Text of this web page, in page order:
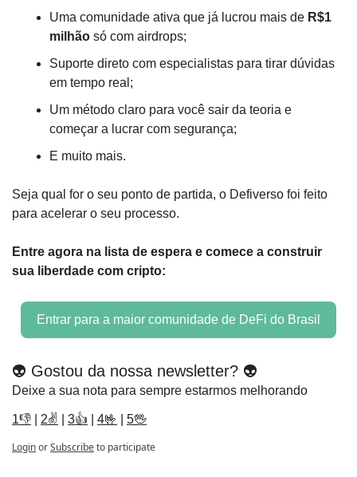
Uma comunidade ativa que já lucrou mais de R$1
milhão só com airdrops;
Suporte direto com especialistas para tirar dúvidas
em tempo real;
Um método claro para você sair da teoria e
começar a lucrar com segurança;
E muito mais.
Seja qual for o seu ponto de partida, o Defiverso foi feito
para acelerar o seu processo.
Entre agora na lista de espera e comece a construir
sua liberdade com cripto:
Entrar para a maior comunidade de DeFi do Brasil
👽 Gostou da nossa newsletter? 👽
Deixe a sua nota para sempre estarmos melhorando
1👎 2✌️ 3👍 4🤟 5🖖
LoginorSubscribeto participate